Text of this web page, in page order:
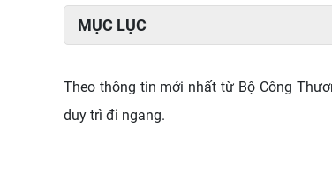
MỤC LỤC
Theo thông tin mới nhất từ Bộ Công
duy trì đi ngang.